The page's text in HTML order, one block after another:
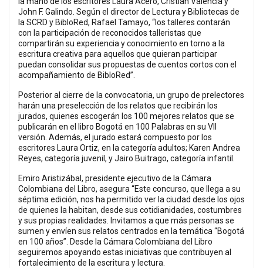
John F. Galindo. Según el director de Lectura y Bibliotecas de
la SCRD y BibloRed, Rafael Tamayo, “los talleres contarán
con la participación de reconocidos talleristas que
compartirán su experiencia y conocimiento en torno a la
escritura creativa para aquellos que quieran participar
puedan consolidar sus propuestas de cuentos cortos con el
acompañamiento de BibloRed”.
Posterior al cierre de la convocatoria, un grupo de prelectores
harán una preselección de los relatos que recibirán los
jurados, quienes escogerán los 100 mejores relatos que se
publicarán en el libro Bogotá en 100 Palabras en su VII
versión. Además, el jurado estará compuesto por los
escritores Laura Ortiz, en la categoría adultos; Karen Andrea
Reyes, categoría juvenil, y Jairo Buitrago, categoría infantil.
Emiro Aristizábal, presidente ejecutivo de la Cámara
Colombiana del Libro, asegura “Este concurso, que llega a su
séptima edición, nos ha permitido ver la ciudad desde los ojos
de quienes la habitan, desde sus cotidianidades, costumbres
y sus propias realidades. Invitamos a que más personas se
sumen y envíen sus relatos centrados en la temática “Bogotá
en 100 años”. Desde la Cámara Colombiana del Libro
seguiremos apoyando estas iniciativas que contribuyen al
fortalecimiento de la escritura y lectura.